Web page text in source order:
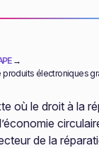
→
produits électroniques
où le droit à la
de la